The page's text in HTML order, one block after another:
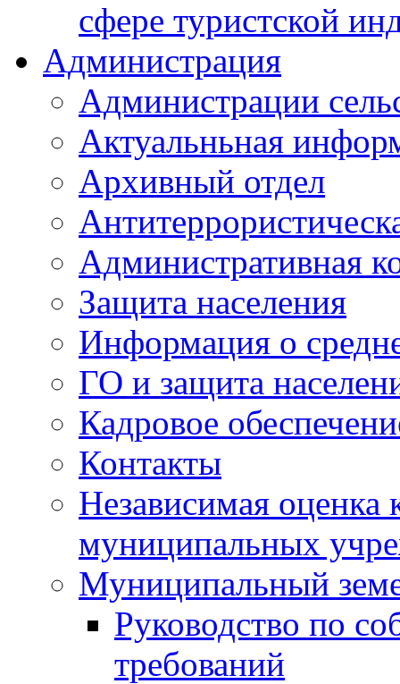
сфере туристской
Администрация
Администрации
Актуальньная
Архивный отдел
Административная
Защита населения
Информация о
ГО и защита
Кадровое
Контакты
Независимая оценка
муниципальных
Муниципальный
Руководство по
требований